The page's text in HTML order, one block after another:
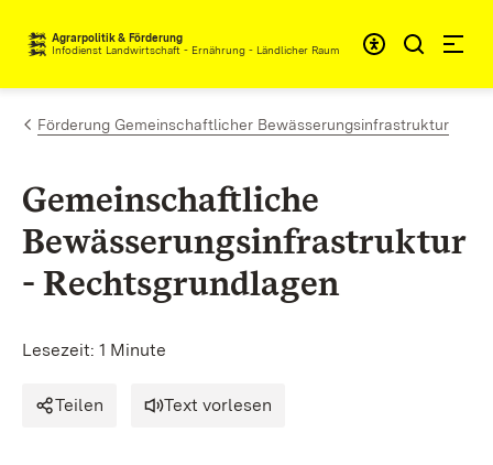
Zum Inhalt springen
Agrarpolitik & Förderung
Infodienst Landwirtschaft - Ernährung - Ländlicher Raum
Förderung Gemeinschaftlicher Bewässerungsinfrastruktur
Gemeinschaftliche
Bewässerungsinfrastruktur
- Rechtsgrundlagen
Lesezeit: 1 Minute
Teilen Text vorlesen